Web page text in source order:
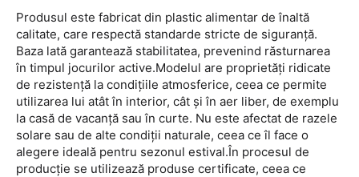
Produsul este fabricat din plastic alimentar de înaltă
calitate, care respectă standarde stricte de siguranță.
Baza lată garantează stabilitatea, prevenind răsturnarea
în timpul jocurilor active.Modelul are proprietăți ridicate
de rezistență la condițiile atmosferice, ceea ce permite
utilizarea lui atât în interior, cât și în aer liber, de exemplu
la casă de vacanță sau în curte. Nu este afectat de razele
solare sau de alte condiții naturale, ceea ce îl face o
alegere ideală pentru sezonul estival.În procesul de
producție se utilizează produse certificate, ceea ce